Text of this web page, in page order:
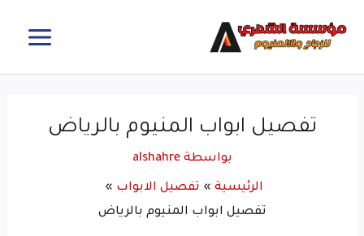
تفصيل ابواب المنيوم​ بالرياض
بواسطة alshahre
الرئيسية
تفصيل الابواب
تفصيل ابواب المنيوم​ بالرياض